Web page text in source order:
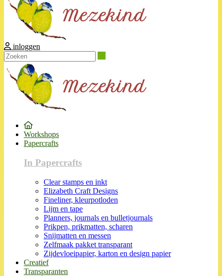
inloggen
Workshops
Papercrafts
In Papercrafts
Clear stamps en inkt
Elizabeth Craft Designs
Fineliner, kleurpotloden
Lijm en tape
Planners, journals en bulletjournals
Prikpen, prikmatten, scharen
Snijmatten en messen
Zelfmaak pakket transparant
Zijdevloeipapier, karton en design papier
Creatief
Transparanten